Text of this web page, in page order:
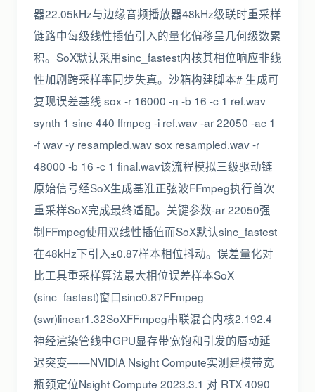
器22.05kHz与边缘音频播放器48kHz级联时重采样
链路中每级线性插值引入的量化偏移呈几何级数累
积。SoX默认采用sinc_fastest内核其相位响应非线
性加剧跨采样率同步失真。沙箱构建脚本# 生成可
复现误差基线 sox -r 16000 -n -b 16 -c 1 ref.wav
synth 1 sine 440 ffmpeg -i ref.wav -ar 22050 -ac 1
-f wav -y resampled.wav sox resampled.wav -r
48000 -b 16 -c 1 final.wav该流程模拟三级驱动链
原始信号经SoX生成基准正弦波FFmpeg执行首次
重采样SoX完成最终适配。关键参数-ar 22050强
制FFmpeg使用双线性插值而SoX默认sinc_fastest
在48kHz下引入±0.87样本相位抖动。误差量化对
比工具重采样算法最大相位误差样本SoX
(sinc_fastest)窗口sinc0.87FFmpeg
(swr)linear1.32SoXFFmpeg串联混合内核2.192.4
神经渲染管线中GPU显存带宽饱和引发的唇动延
迟突变——NVIDIA Nsight Compute实测建模带宽
瓶颈定位Nsight Compute 2023.3.1 对 RTX 4090